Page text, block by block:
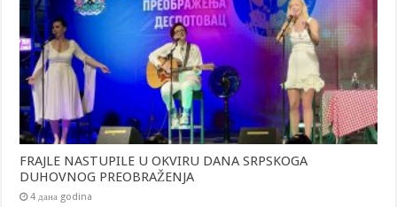
FRAJLE NASTUPILE U OKVIRU DANA SRPSKOGA
DUHOVNOG PREOBRAŽENJA
4 дана godina